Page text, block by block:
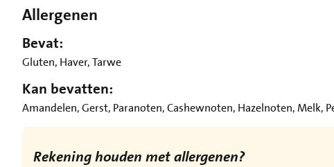
Allergenen
Bevat:
Gluten, Haver, Tarwe
Kan bevatten:
Amandelen, Gerst, Paranoten, Cashewnoten, Hazelnoten, Melk,
Rekening houden met allergenen?